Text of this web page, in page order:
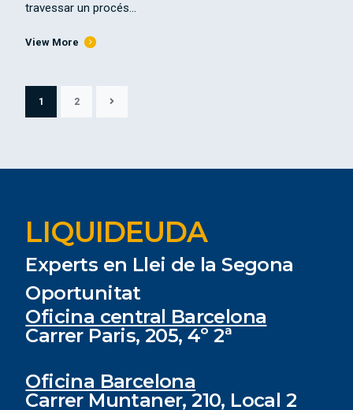
travessar un procés...
View More
1 2
LIQUIDEUDA
Experts en Llei de la Segona
Oportunitat
Oficina central Barcelona
Carrer Paris, 205, 4º 2ª
Oficina Barcelona
Carrer Muntaner, 210, Local 2